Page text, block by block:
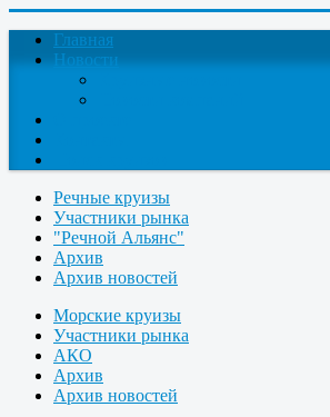
Главная
Новости
Речные круизы
Участники рынка
"Речной Альянс"
Архив
Архив новостей
Морские круизы
Участники рынка
АКО
Архив
Архив новостей